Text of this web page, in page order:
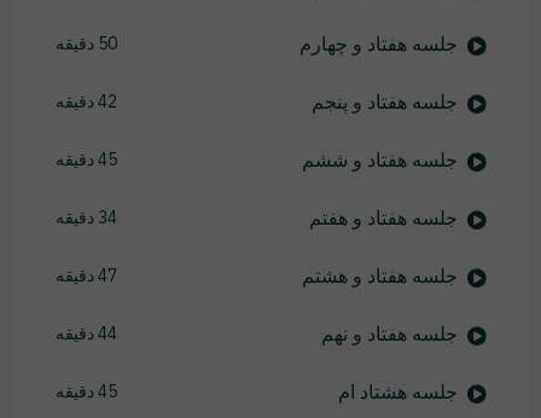
جلسه هفتاد و چهارم 50 دقیقه
جلسه هفتاد و پنجم 42 دقیقه
جلسه هفتاد و ششم 45 دقیقه
جلسه هفتاد و هفتم 34 دقیقه
جلسه هفتاد و هشتم 47 دقیقه
جلسه هفتاد و نهم 44 دقیقه
جلسه هشتاد ام 45 دقیقه